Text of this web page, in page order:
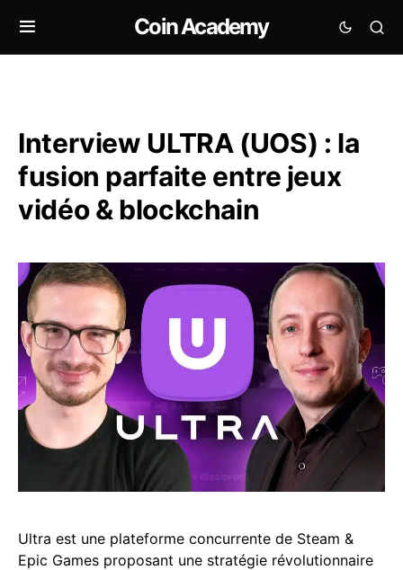
Coin Academy
Interview ULTRA (UOS) : la
fusion parfaite entre jeux
vidéo & blockchain
Ultra est une plateforme concurrente de Steam &
Epic Games proposant une stratégie révolutionnaire